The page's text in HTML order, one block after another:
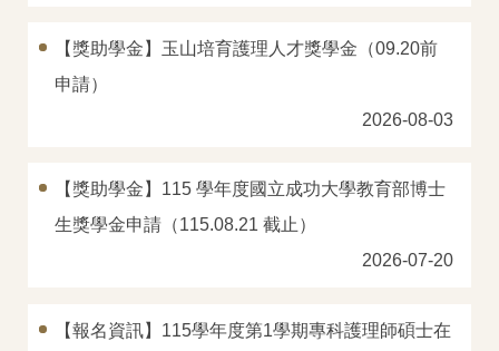
碩士班
專師碩士在職專班
國際博士班
獎學金
教室借用(限學系IP)
【獎助學金】玉山培育護理人才獎學金（09.20前
申請）
2026-08-03
【獎助學金】115 學年度國立成功大學教育部博士
生獎學金申請（115.08.21 截止）
2026-07-20
【報名資訊】115學年度第1學期專科護理師碩士在